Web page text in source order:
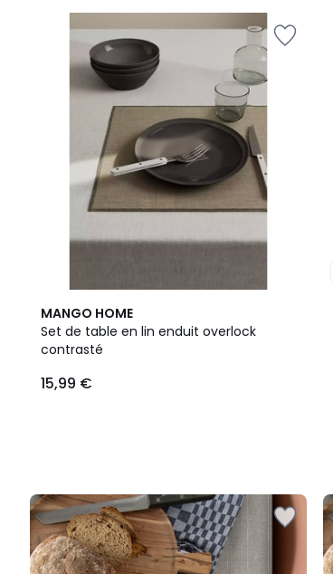
MANGO HOME
Set de table en lin enduit overlock
contrasté
15,99 €